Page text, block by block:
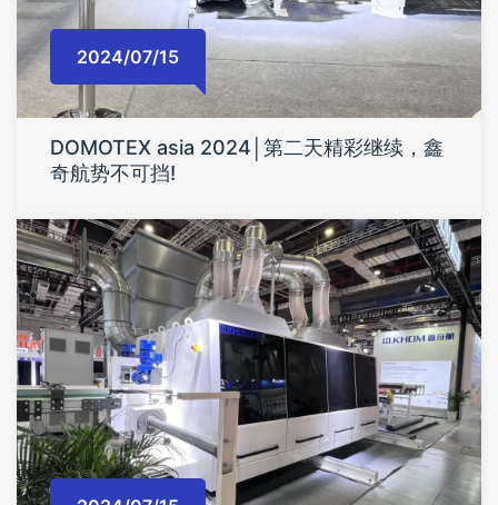
2024/07/15
DOMOTEX asia 2024│第二天精彩继续，鑫
奇航势不可挡!